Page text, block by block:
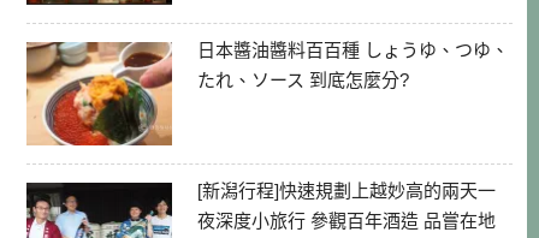
日本醬油醬料百百種 しょうゆ、つゆ、
たれ、ソース 到底怎麼分?
[新潟行程]快速規劃上越妙高的兩天一
夜深度小旅行 參觀百年酒造 品嘗在地